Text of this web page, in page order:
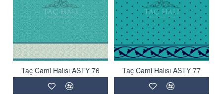
Taç Cami Halısı ASTY 76 Taç Cami Halısı ASTY 77